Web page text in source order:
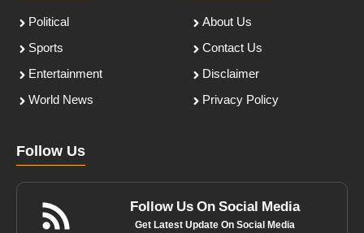
Political
Sports
Entertainment
World News
About Us
Contact Us
Disclaimer
Privacy Policy
Follow Us
Follow Us On Social Media
Get Latest Update On Social Media